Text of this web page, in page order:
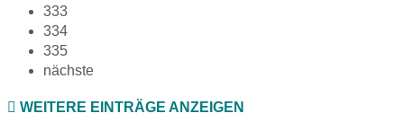
333
334
335
nächste
WEITERE EINTRÄGE ANZEIGEN